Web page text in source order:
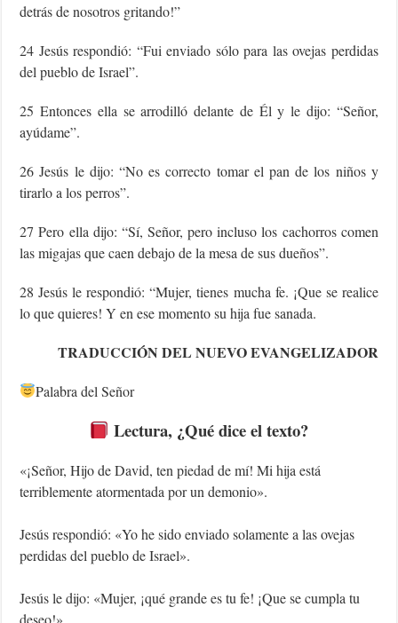
detrás de nosotros gritando!”
24 Jesús respondió: “Fui enviado sólo para las ovejas perdidas
del pueblo de Israel”.
25 Entonces ella se arrodilló delante de Él y le dijo: “Señor,
ayúdame”.
26 Jesús le dijo: “No es correcto tomar el pan de los niños y
tirarlo a los perros”.
27 Pero ella dijo: “Sí, Señor, pero incluso los cachorros comen
las migajas que caen debajo de la mesa de sus dueños”.
28 Jesús le respondió: “Mujer, tienes mucha fe. ¡Que se realice
lo que quieres! Y en ese momento su hija fue sanada.
TRADUCCIÓN DEL NUEVO EVANGELIZADOR
Palabra del Señor
Lectura, ¿Qué dice el texto?
«¡Señor, Hijo de David, ten piedad de mí! Mi hija está
terriblemente atormentada por un demonio».
Jesús respondió: «Yo he sido enviado solamente a las ovejas
perdidas del pueblo de Israel».
Jesús le dijo: «Mujer, ¡qué grande es tu fe! ¡Que se cumpla tu
deseo!».